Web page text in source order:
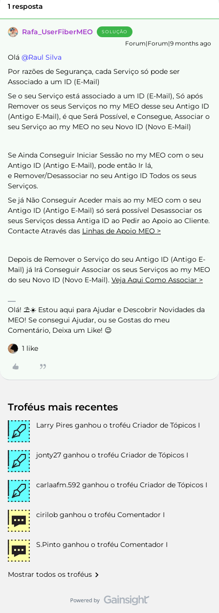
1 resposta
Rafa_UserFiberMEO SOLUÇÃO
Forum|Forum|9 months ago
Olá ​ @Raul Silva
Por razões de Segurança, cada Serviço só pode ser
Associado a um ID (E-Mail)
Se o seu Serviço está associado a um ID (E-Mail), Só após
Remover os seus Serviços no my MEO desse seu Antigo ID
(Antigo E-Mail), é que Será Possível, e Consegue, Associar o
seu Serviço ao my MEO no seu Novo ID (Novo E-Mail)
Se Ainda Conseguir Iniciar Sessão no my MEO com o seu
Antigo ID (Antigo E-Mail), pode então Ir lá,
e Remover/Desassociar no seu Antigo ID Todos os seus
Serviços.
Se já Não Conseguir Aceder mais ao my MEO com o seu
Antigo ID (Antigo E-Mail) só será possível Desassociar os
seus Serviços dessa Antiga ID ao Pedir ao Apoio ao Cliente.
Contacte Através das Linhas de Apoio MEO >
Depois de Remover o Serviço do seu Antigo ID (Antigo E-
Mail) já Irá Conseguir Associar os seus Serviços ao my MEO
do seu Novo ID (Novo E-Mail). Veja Aqui Como Associar >
Olá! ⛱️☀️ Estou aqui para Ajudar e Descobrir Novidades da
MEO! Se consegui Ajudar, ou se Gostas do meu
Comentário, Deixa um Like! 😉
1 like
Troféus mais recentes
Larry Pires ganhou o troféu Criador de Tópicos I
jonty27 ganhou o troféu Criador de Tópicos I
carlaafm.592 ganhou o troféu Criador de Tópicos I
cirilob ganhou o troféu Comentador I
S.Pinto ganhou o troféu Comentador I
Mostrar todos os troféus